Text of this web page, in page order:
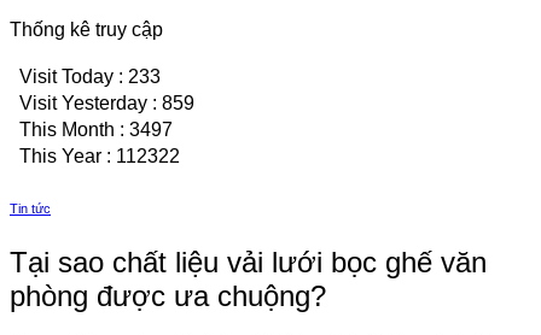
Thống kê truy cập
Visit Today : 233
Visit Yesterday : 859
This Month : 3497
This Year : 112322
Tin tức
Tại sao chất liệu vải lưới bọc ghế văn
phòng được ưa chuộng?